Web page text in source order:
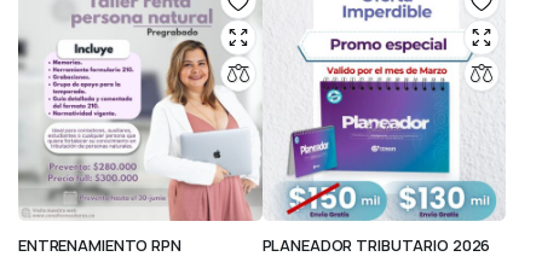
ENTRENAMIENTO RPN PLANEADOR TRIBUTARIO 2026